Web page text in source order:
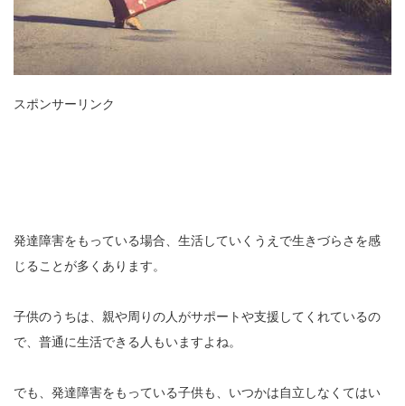
スポンサーリンク
発達障害をもっている場合、生活していくうえで生きづらさを感
じることが多くあります。
子供のうちは、親や周りの人がサポートや支援してくれているの
で、普通に生活できる人もいますよね。
でも、発達障害をもっている子供も、いつかは自立しなくてはい